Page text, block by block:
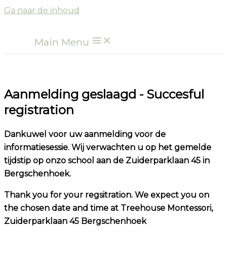
Ga naar de inhoud
Main Menu
Aanmelding geslaagd - Succesful
registration
Dankuwel voor uw aanmelding voor de
informatiesessie. Wij verwachten u op het gemelde
tijdstip op onzo school aan de Zuiderparklaan 45 in
Bergschenhoek.
Thank you for your regsitration. We expect you on
the chosen date and time at Treehouse Montessori,
Zuiderparklaan 45 Bergschenhoek